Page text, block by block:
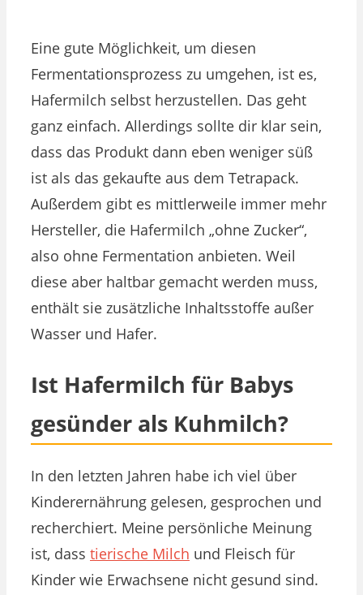
Eine gute Möglichkeit, um diesen
Fermentationsprozess zu umgehen, ist es,
Hafermilch selbst herzustellen. Das geht
ganz einfach. Allerdings sollte dir klar sein,
dass das Produkt dann eben weniger süß
ist als das gekaufte aus dem Tetrapack.
Außerdem gibt es mittlerweile immer mehr
Hersteller, die Hafermilch „ohne Zucker“,
also ohne Fermentation anbieten. Weil
diese aber haltbar gemacht werden muss,
enthält sie zusätzliche Inhaltsstoffe außer
Wasser und Hafer.
Ist Hafermilch für Babys
gesünder als Kuhmilch?
In den letzten Jahren habe ich viel über
Kinderernährung gelesen, gesprochen und
recherchiert. Meine persönliche Meinung
ist, dass tierische Milch und Fleisch für
Kinder wie Erwachsene nicht gesund sind.